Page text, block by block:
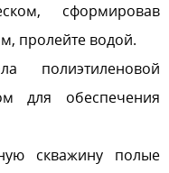
сформировав
пролейте водой.
полиэтиленовой
для обеспечения
скважину полые